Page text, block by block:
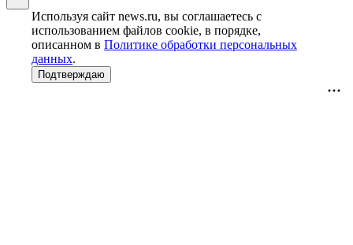
Используя сайт news.ru, вы соглашаетесь с
использованием файлов cookie, в порядке,
описанном в Политике обработки персональных
данных.
Подтверждаю